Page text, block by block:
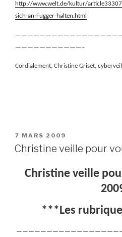
http://www.welt.de/kultur/
sich-an-Fugger-halten.html
———————————–
Cordialement, Christine Griset,
PUBLIÉ
LE
7 MARS 2009
Christine veille pour
Christine veille
***Les